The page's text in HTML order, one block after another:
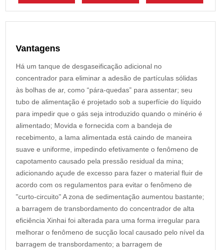
Vantagens
Há um tanque de desgaseificação adicional no
concentrador para eliminar a adesão de partículas sólidas
às bolhas de ar, como “pára-quedas” para assentar; seu
tubo de alimentação é projetado sob a superfície do líquido
para impedir que o gás seja introduzido quando o minério é
alimentado; Movida e fornecida com a bandeja de
recebimento, a lama alimentada está caindo de maneira
suave e uniforme, impedindo efetivamente o fenômeno de
capotamento causado pela pressão residual da mina;
adicionando açude de excesso para fazer o material fluir de
acordo com os regulamentos para evitar o fenômeno de
"curto-circuito" A zona de sedimentação aumentou bastante;
a barragem de transbordamento do concentrador de alta
eficiência Xinhai foi alterada para uma forma irregular para
melhorar o fenômeno de sucção local causado pelo nível da
barragem de transbordamento; a barragem de